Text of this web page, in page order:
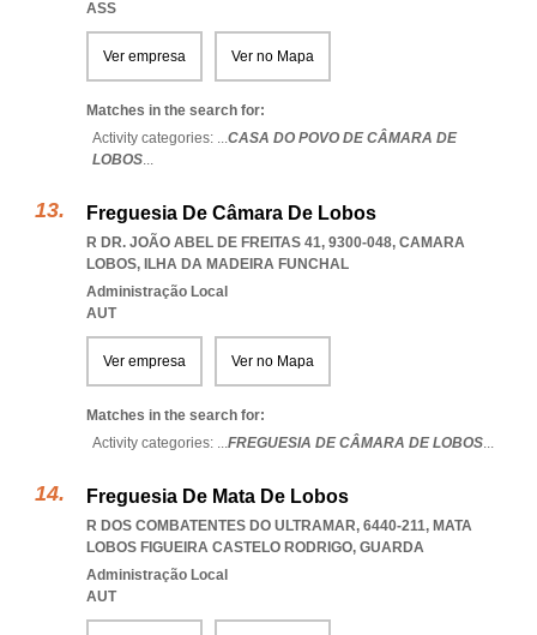
ASS
Ver empresa Ver no Mapa
Matches in the search for:
Activity categories: ...CASA DO POVO DE CÂMARA DE
LOBOS...
Freguesia De Câmara De Lobos
R DR. JOÃO ABEL DE FREITAS 41, 9300-048, CAMARA
LOBOS, ILHA DA MADEIRA FUNCHAL
Administração Local
AUT
Ver empresa Ver no Mapa
Matches in the search for:
Activity categories: ...FREGUESIA DE CÂMARA DE LOBOS...
Freguesia De Mata De Lobos
R DOS COMBATENTES DO ULTRAMAR, 6440-211, MATA
LOBOS FIGUEIRA CASTELO RODRIGO, GUARDA
Administração Local
AUT